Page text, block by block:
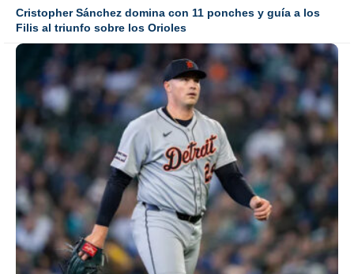
Cristopher Sánchez domina con 11 ponches y guía a los
Filis al triunfo sobre los Orioles